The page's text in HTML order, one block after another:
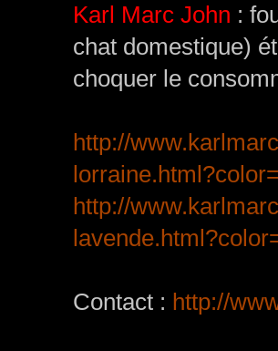
Karl Marc John :
chat domestique)
choquer le
http://
http://
Contact : http://